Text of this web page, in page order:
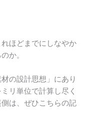
ほどまでにしなやか
か。
の設計思想」にあり
リ単位で計算し尽く
は、ぜひこちらの記